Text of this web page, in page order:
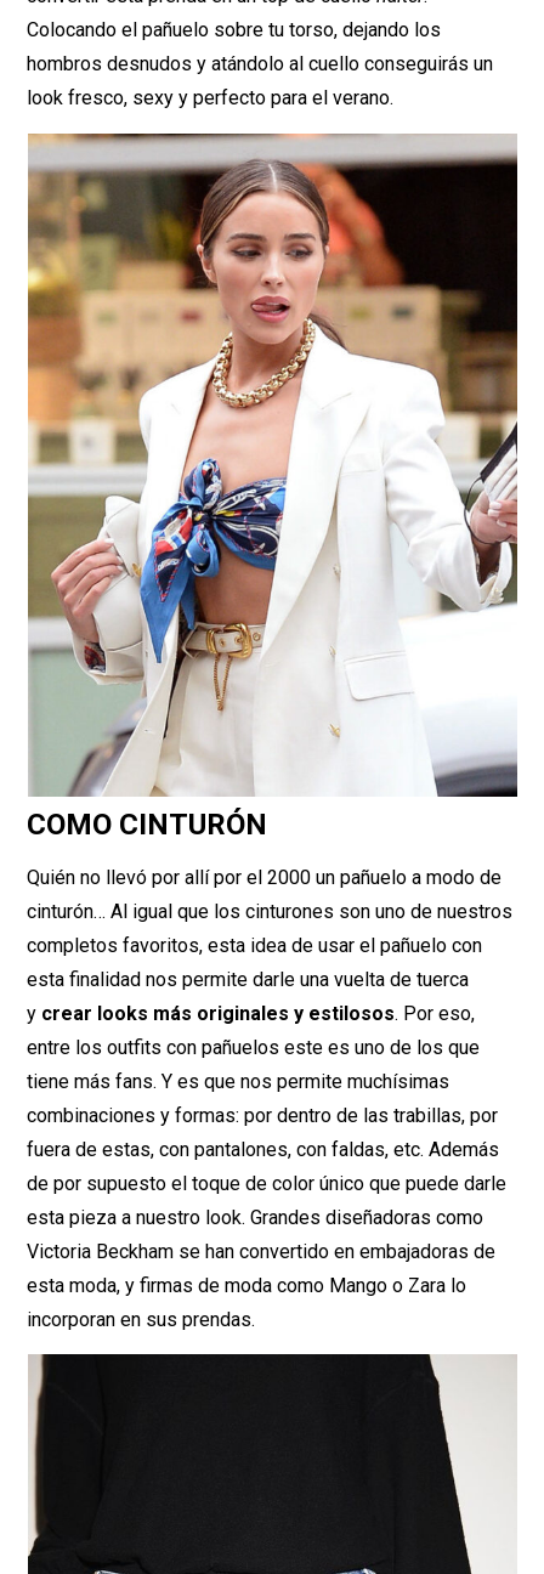
Colocando el pañuelo sobre tu torso, dejando los
hombros desnudos y atándolo al cuello conseguirás un
look fresco, sexy y perfecto para el verano.
COMO CINTURÓN
Quién no llevó por allí por el 2000 un pañuelo a modo de
cinturón… Al igual que los cinturones son uno de nuestros
completos favoritos, esta idea de usar el pañuelo con
esta finalidad nos permite darle una vuelta de tuerca
y crear looks más originales y estilosos. Por eso,
entre los outfits con pañuelos este es uno de los que
tiene más fans. Y es que nos permite muchísimas
combinaciones y formas: por dentro de las trabillas, por
fuera de estas, con pantalones, con faldas, etc. Además
de por supuesto el toque de color único que puede darle
esta pieza a nuestro look. Grandes diseñadoras como
Victoria Beckham se han convertido en embajadoras de
esta moda, y firmas de moda como Mango o Zara lo
incorporan en sus prendas.